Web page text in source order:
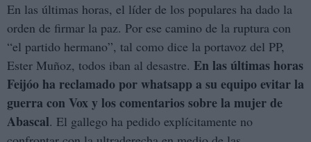
En las últimas horas, el líder de los populares ha dado la
orden de firmar la paz. Por ese camino de la ruptura con
“el partido hermano”, tal como dice la portavoz del PP,
Ester Muñoz, todos iban al desastre. En las últimas horas
Feijóo ha reclamado por whatsapp a su equipo evitar la
guerra con Vox y los comentarios sobre la mujer de
Abascal. El gallego ha pedido explícitamente no